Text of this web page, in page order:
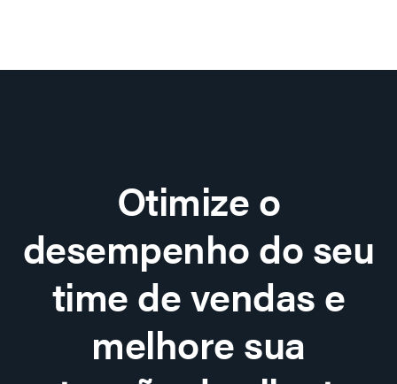
Otimize o
desempenho do seu
time de vendas e
melhore sua